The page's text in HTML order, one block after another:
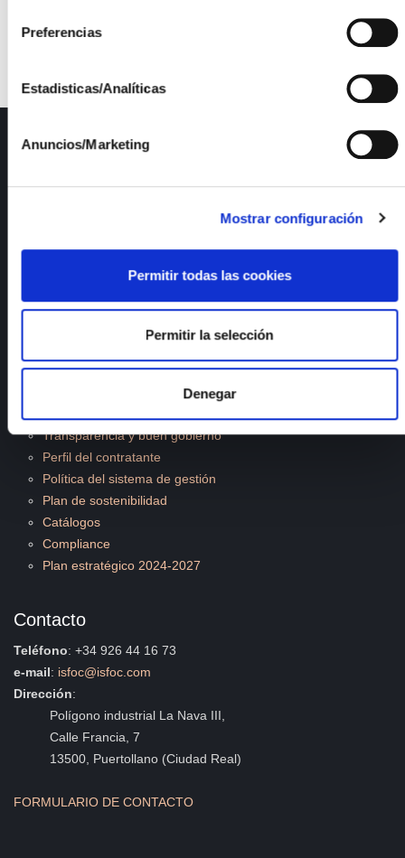
Preferencias
Estadisticas/Analíticas
Anuncios/Marketing
Mostrar configuración
Permitir todas las cookies
Permitir la selección
Denegar
energías renovables y la eficiencia energética.
ISFOC
Empleo
Calidad y medioambiente
Transparencia y buen gobierno
Perfil del contratante
Política del sistema de gestión
Plan de sostenibilidad
Catálogos
Compliance
Plan estratégico 2024-2027
Contacto
Teléfono: +34 926 44 16 73
e-mail: isfoc@isfoc.com
Dirección:
Polígono industrial La Nava III,
Calle Francia, 7
13500, Puertollano (Ciudad Real)
FORMULARIO DE CONTACTO